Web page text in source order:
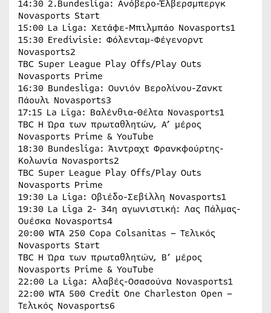
14:30 2.Bundesliga: Ανόβερο-Έλβερσμπεργκ
Novasports Start
15:00 La Liga: Χετάφε-Μπιλμπάο Novasports1
15:30 Eredivisie: Φόλενταμ-Φέγενορντ
Novasports2
TBC Super League Play Offs/Play Outs
Novasports Prime
16:30 Bundesliga: Ουνιόν Βερολίνου-Ζανκτ
Πάουλι Novasports3
17:15 La Liga: Βαλένθια-Θέλτα Novasports1
TBC H Ώρα των πρωταθλητών, Α’ μέρος
Novasports Prime & YouTube
18:30 Bundesliga: Άιντραχτ Φρανκφούρτης-
Κολωνία Novasports2
TBC Super League Play Offs/Play Outs
Novasports Prime
19:30 La Liga: Οβιέδο-Σεβίλλη Novasports1
19:30 La Liga 2- 34η αγωνιστική: Λας Πάλμας-
Ουέσκα Novasports4
20:00 WTA 250 Copa Colsanitas – Τελικός
Novasports Start
TBC H Ώρα των πρωταθλητών, B’ μέρος
Novasports Prime & YouTube
22:00 La Liga: Αλαβές-Οσασούνα Novasports1
22:00 WTA 500 Credit One Charleston Open –
Τελικός Novasports6